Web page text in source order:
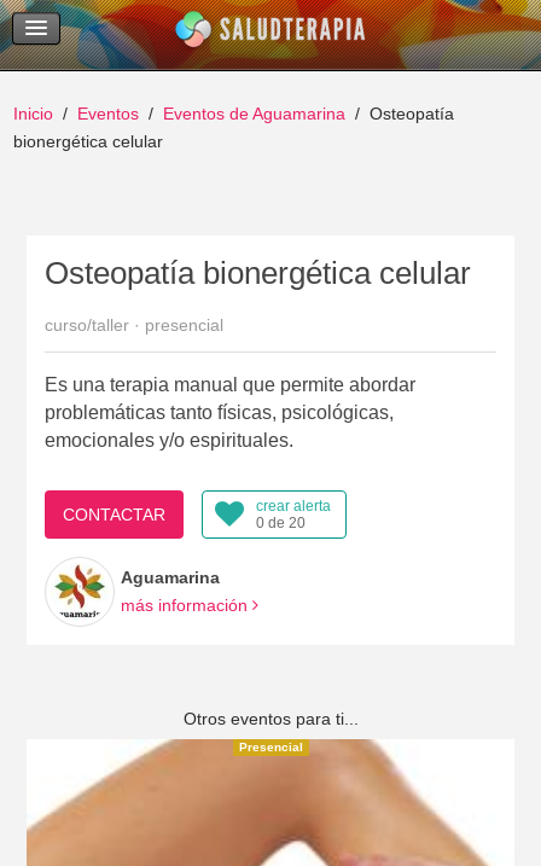
Temas Recientes
Buscar
Inicio Eventos Eventos de Aguamarina
Osteopatía
bionergética celular
Osteopatía bionergética celular
curso/taller · presencial
Es una terapia manual que permite abordar
problemáticas tanto físicas, psicológicas,
emocionales y/o espirituales.
CONTACTAR
crear alerta
0 de 20
Aguamarina
más información
Otros eventos para ti...
Presencial